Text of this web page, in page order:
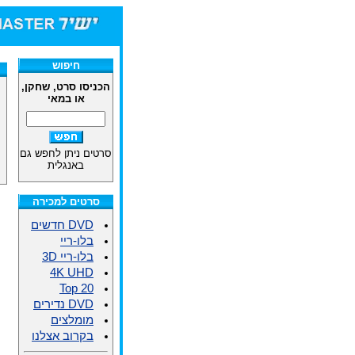
חיפוש
הכניסו סרט, שחקן,
או במאי
סרטים ניתן לחפש גם
באנגלית
סרטים למכירה
DVD חדשים
בלו-ריי
בלו-ריי 3D
4K UHD
Top 20
DVD נדירים
מומלצים
בקרוב אצלנו